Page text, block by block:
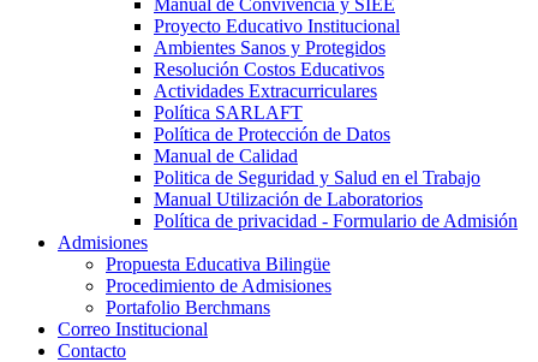
Proyecto Educativo Institucional
Ambientes Sanos y Protegidos
Resolución Costos Educativos
Actividades Extracurriculares
Política SARLAFT
Política de Protección de Datos
Manual de Calidad
Politica de Seguridad y Salud en el Trabajo
Manual Utilización de Laboratorios
Política de privacidad - Formulario de Admisión
Admisiones
Propuesta Educativa Bilingüe
Procedimiento de Admisiones
Portafolio Berchmans
Correo Institucional
Contacto